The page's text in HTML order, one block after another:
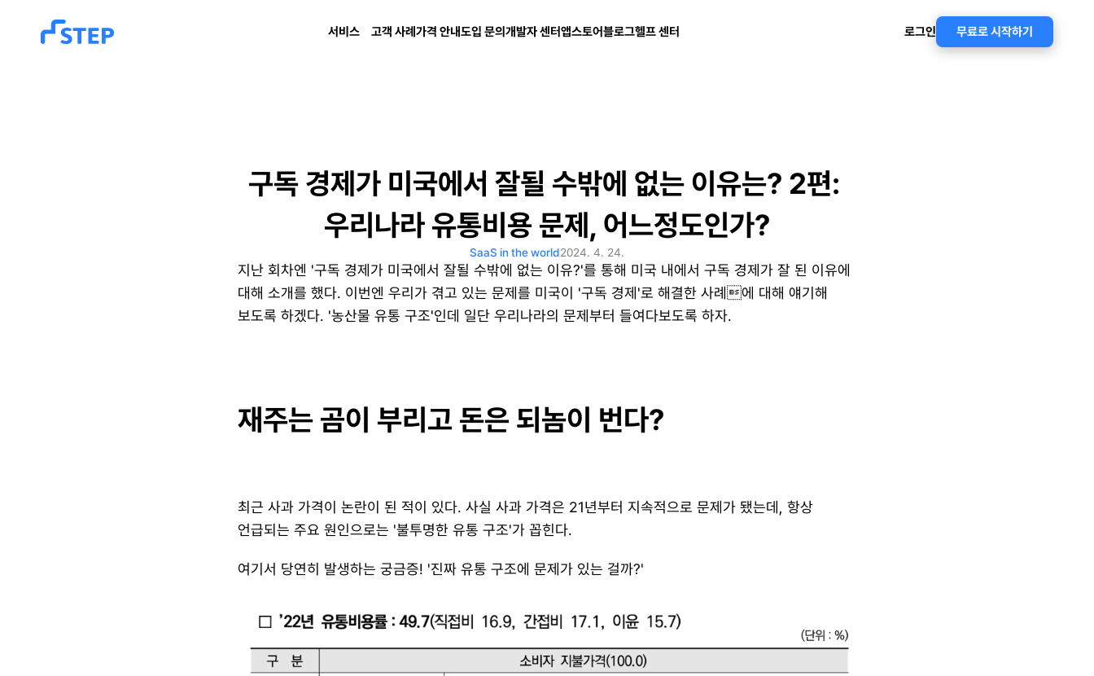
서비스 고객 사례 가격 안내도입 문의 개발자 센터앱스토어블로그헬프 센터 로그인 무료로 시작하기
구독 경제가 미국에서 잘될 수밖에 없는 이유는? 2편:
우리나라 유통비용 문제, 어느정도인가?
SaaS in the world2024. 4. 24.
지난 회차엔 '구독 경제가 미국에서 잘될 수밖에 없는 이유?'를 통해 미국 내에서 구독 경제가 잘 된 이유에
대해 소개를 했다. 이번엔 우리가 겪고 있는 문제를 미국이 '구독 경제'로 해결한 사례에 대해 얘기해
보도록 하겠다. '농산물 유통 구조'인데 일단 우리나라의 문제부터 들여다보도록 하자.
재주는 곰이 부리고 돈은 되놈이 번다?
최근 사과 가격이 논란이 된 적이 있다. 사실 사과 가격은 21년부터 지속적으로 문제가 됐는데, 항상
언급되는 주요 원인으로는 '불투명한 유통 구조'가 꼽힌다.
​여기서 당연히 발생하는 궁금증! '진짜 유통 구조에 문제가 있는 걸까?'